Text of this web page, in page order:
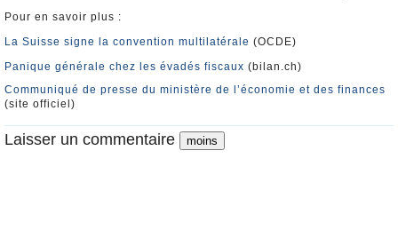
Pour en savoir plus :
La Suisse signe la convention multilatérale (OCDE)
Panique générale chez les évadés fiscaux (bilan.ch)
Communiqué de presse du ministère de l’économie et des finances
(site officiel)
Laisser un commentaire